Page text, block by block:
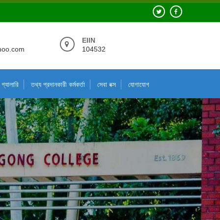
EIIN
104532
গ্যালারি তথ্য প্রদানকারী কর্মকর্তা সেবা বক্স যোগাযোগ